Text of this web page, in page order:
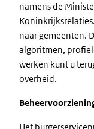
namens de
naar gemeenten.
algoritmen,
werken kunt u
overheid.